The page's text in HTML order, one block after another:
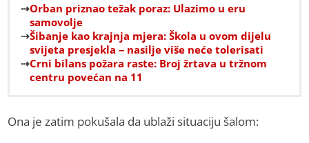
Orban priznao težak poraz: Ulazimo u eru
samovolje
Šibanje kao krajnja mjera: Škola u ovom dijelu
svijeta presjekla – nasilje više neće tolerisati
Crni bilans požara raste: Broj žrtava u tržnom
centru povećan na 11
Ona je zatim pokušala da ublaži situaciju šalom: